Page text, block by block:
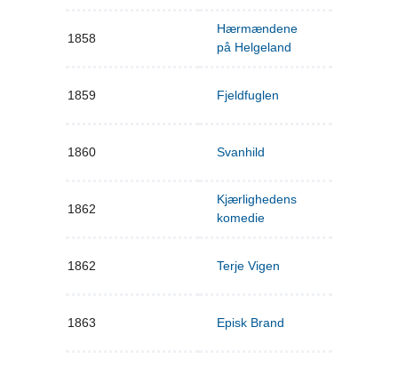
1858
Hærmændene
på Helgeland
1859 Fjeldfuglen
1860 Svanhild
1862
Kjærlighedens
komedie
1862 Terje Vigen
1863 Episk Brand